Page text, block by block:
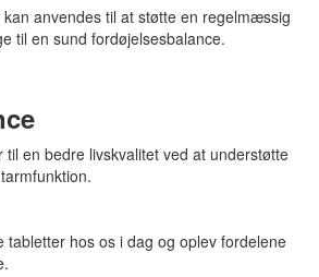
anvendes til at støtte en regelmæssig
til en sund fordøjelsesbalance.
til en bedre livskvalitet ved at understøtte
tabletter hos os i dag og oplev fordelene